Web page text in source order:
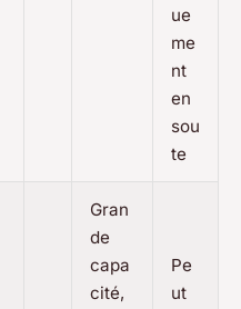
ue
me
nt
en
sou
te
Gran
de
capa
cité,
Pe
ut